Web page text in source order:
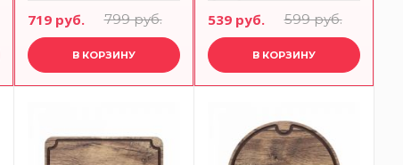
719 руб. 799 руб.
В КОРЗИНУ
бамбук, Calm ANNA
LAFARG
539 руб. 599 руб.
В КОРЗИНУ